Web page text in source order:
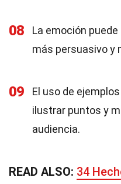
08
La emoción
más persuasivo y
09
El uso de
ilustrar puntos y
audiencia.
READ ALSO: 34